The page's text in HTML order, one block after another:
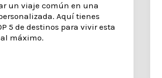
un viaje común en una
Aquí tienes
5 de destinos para vivir esta
máximo.